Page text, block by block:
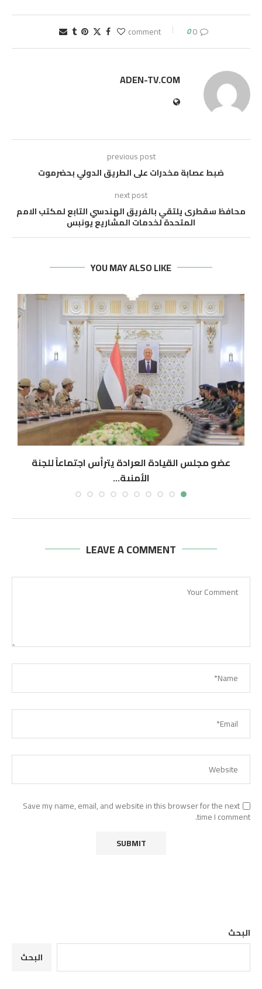
0 comment
0
ADEN-TV.COM
previous post
ضبط عصابة مخدرات على الطريق الدولي بحضرموت
next post
محافظ سقطرى يلتقي بالفريق الهندسي التابع لمكتب الامم
المتحدة لخدمات المشاريع يونبس
YOU MAY ALSO LIKE
عضو مجلس القيادة العرادة يترأس اجتماعاً للجنة
الأمنية...
أغسطس 8, 2026
LEAVE A COMMENT
Save my name, email, and website in this browser for the next
time I comment.
البحث
البحث